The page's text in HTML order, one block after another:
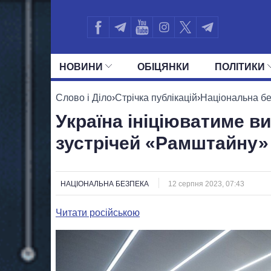
НОВИНИ ОБIЦЯНКИ ПОЛIТИКИ
УСІ ПОЛІТИКИ ПРЕЗИДЕНТ І
Слово і Діло›Стрічка публікацій›Національна
Україна ініціюватиме
зустрічей
НАЦІОНАЛЬНА БЕЗПЕКА 12 серпня 2023, 07:43
Читати російською